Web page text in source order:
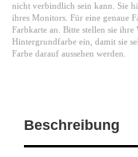
nicht verbindlich sein kann. Sie
ihres Monitors. Für eine genaue
Farbkarte an. Bitte stellen sie
Hintergrundfarbe ein, damit sie
Farbe darauf aussehen werden.
Beschreibung